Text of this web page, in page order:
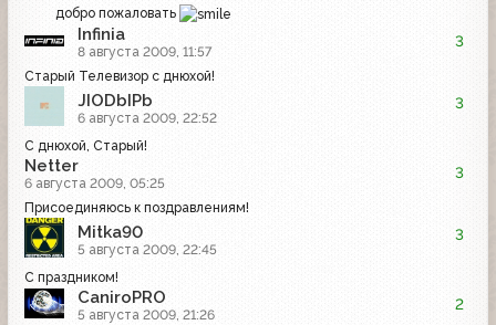
добро пожаловать
Infinia
8 августа 2009, 11:57
3
Старый Телевизор с днюхой!
JIODbIPb
6 августа 2009, 22:52
3
С днюхой, Старый!
Netter
6 августа 2009, 05:25
3
Присоединяюсь к поздравлениям!
Mitka90
5 августа 2009, 22:45
3
С праздником!
CaniroPRO
5 августа 2009, 21:26
2